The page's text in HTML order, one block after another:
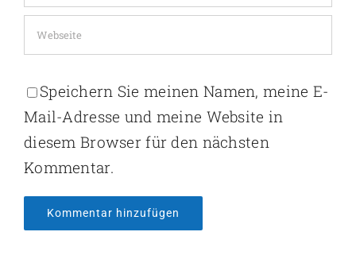
Speichern Sie meinen Namen, meine E-
Mail-Adresse und meine Website in
diesem Browser für den nächsten
Kommentar.